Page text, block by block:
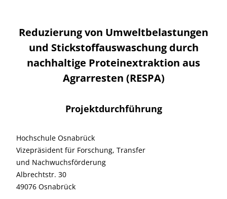
Reduzierung von Umweltbelastungen
und Stickstoffauswaschung durch
nachhaltige Proteinextraktion aus
Agrarresten (RESPA)
Projektdurchführung
Hochschule Osnabrück
Vizepräsident für Forschung, Transfer
und Nachwuchsförderung
Albrechtstr. 30
49076 Osnabrück